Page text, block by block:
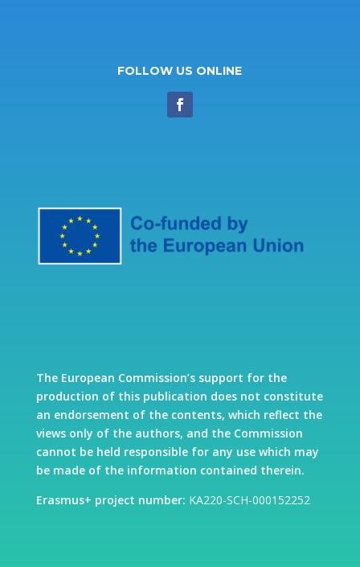
FOLLOW US ONLINE
The European Commission’s support for the
production of this publication does not constitute
an endorsement of the contents, which reflect the
views only of the authors, and the Commission
cannot be held responsible for any use which may
be made of the information contained therein.
Erasmus+ project number: KA220-SCH-000152252